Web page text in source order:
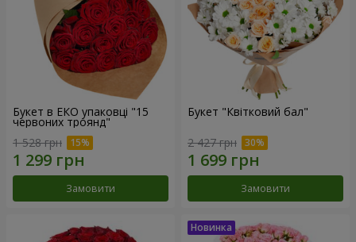
Букет в ЕКО упаковці "15
червоних троянд"
1 528 грн
Замовити
Букет "Квітковий бал"
2 427 грн
Замовити